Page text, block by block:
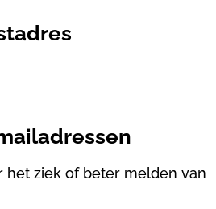
het ziek of beter melden van